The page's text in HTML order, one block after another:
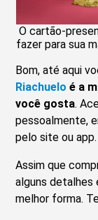
O cartão-
fazer para sua
Bom, até aqui
Riachueloé a
você gosta.
pessoalmente,
pelo site ou app.
Assim que
alguns detalhes
melhor forma.